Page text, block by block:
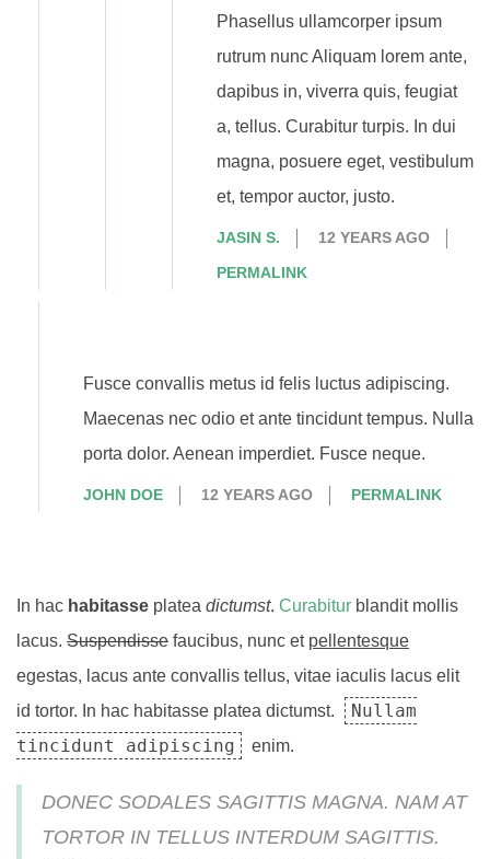
Phasellus ullamcorper ipsum
rutrum nunc Aliquam lorem ante,
dapibus in, viverra quis, feugiat
a, tellus. Curabitur turpis. In dui
magna, posuere eget, vestibulum
et, tempor auctor, justo.
JASIN S. 12 YEARS AGO
PERMALINK
Fusce convallis metus id felis luctus adipiscing.
Maecenas nec odio et ante tincidunt tempus. Nulla
porta dolor. Aenean imperdiet. Fusce neque.
JOHN DOE 12 YEARS AGO PERMALINK
In hac habitasse platea dictumst. Curabitur blandit mollis
lacus. Suspendisse faucibus, nunc et pellentesque
egestas, lacus ante convallis tellus, vitae iaculis lacus elit
id tortor. In hac habitasse platea dictumst.
Nullam
tincidunt adipiscing
enim.
DONEC SODALES SAGITTIS MAGNA. NAM AT
TORTOR IN TELLUS INTERDUM SAGITTIS.